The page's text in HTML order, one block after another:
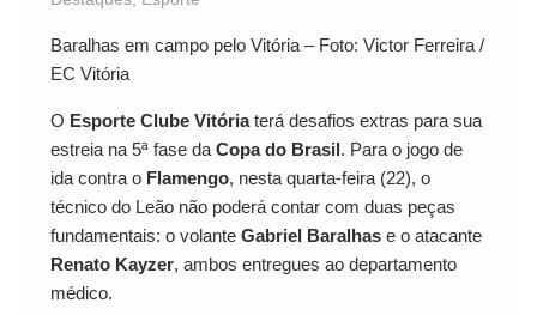
Baralhas em campo pelo Vitória – Foto: Victor Ferreira /
EC Vitória
O Esporte Clube Vitóriaterá desafios extras para sua
estreia na 5ª fase da Copa do Brasil. Para o jogo de
ida contra o Flamengo, nesta quarta-feira (22), o
técnico do Leão não poderá contar com duas peças
fundamentais: o volante Gabriel Baralhase o atacante
Renato Kayzer, ambos entregues ao departamento
médico.